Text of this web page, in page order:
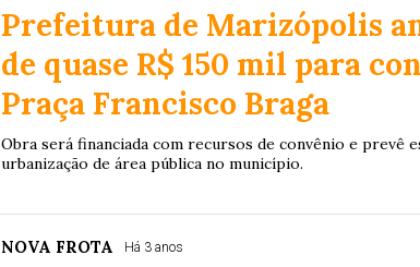
Prefeitura de Marizópolis
de quase R$ 150 mil para
Praça Francisco Braga
Obra será financiada com recursos de convênio e prevê
urbanização de área pública no município.
NOVA FROTA Há 3 anos